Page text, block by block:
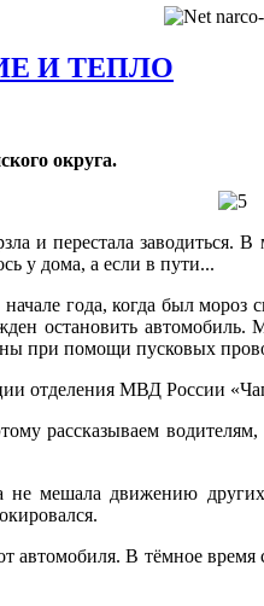
И ТЕПЛО
округа.
и перестала заводиться.
у дома, а если в пути...
года, когда был
остановить
при помощи пусковых
отделения МВД России
рассказываем
мешала движению
автомобиля. В тёмное